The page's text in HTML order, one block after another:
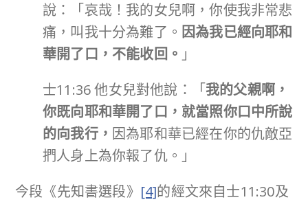
說：「哀哉！我的女兒啊，你使我非常悲
痛，叫我十分為難了。 因為我已經向耶和
華開了口，不能收回。 」
士11:36 他女兒對他說：「我的父親啊，
你既向耶和華開了口，就當照你口中所說
的向我行， 因為耶和華已經在你的仇敵亞
捫人身上為你報了仇。」
今段《先知書選段》 [4]的經文來自士11:30及